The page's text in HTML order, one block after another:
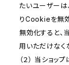
たいユーザーは
りCookieを無
無効化すると、
用いただけなく
（２） 当ショッ